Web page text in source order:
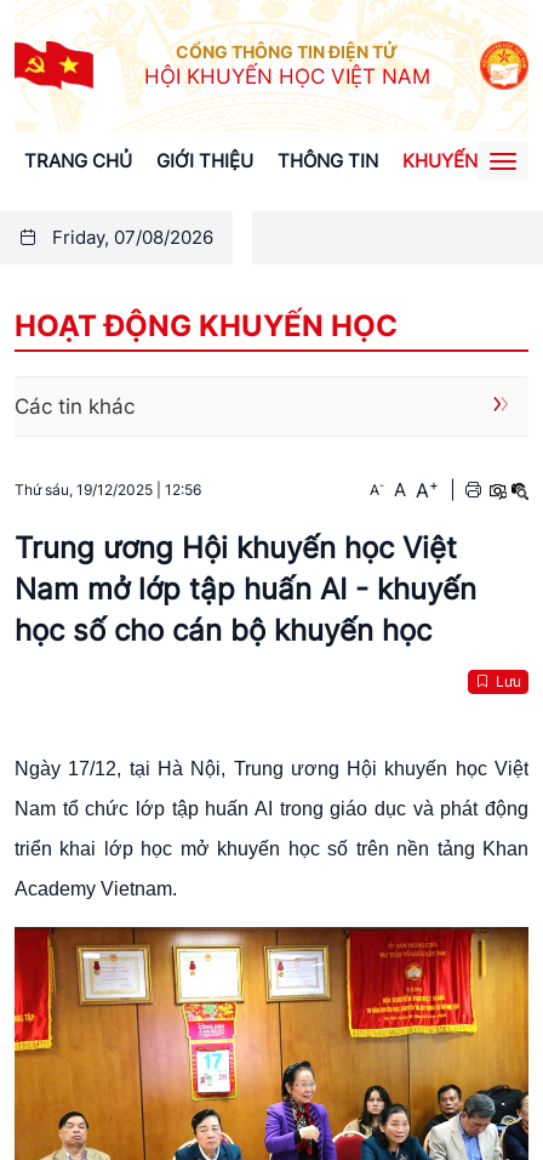
CỔNG THÔNG TIN ĐIỆN TỬ
HỘI KHUYẾN HỌC VIỆT NAM
TRANG CHỦ GIỚI THIỆU THÔNG TIN KHUYẾN HỌC
Friday, 07/08/2026
HOẠT ĐỘNG KHUYẾN HỌC
Các tin khác
Thứ sáu, 19/12/2025 12:56 A- A A+
Trung ương Hội khuyến học Việt
Nam mở lớp tập huấn AI - khuyến
học số cho cán bộ khuyến học
Lưu
Ngày 17/12, tại Hà Nội, Trung ương Hội khuyến học Việt
Nam tổ chức lớp tập huấn AI trong giáo dục và phát động
triển khai lớp học mở khuyến học số trên nền tảng Khan
Academy Vietnam.